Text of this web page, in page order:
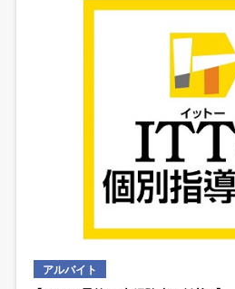
アルバイト